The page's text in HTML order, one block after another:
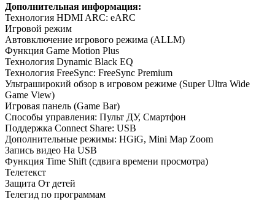
Дополнительная информация:
Технология HDMI ARC: eARC
Игровой режим
Автовключение игрового режима (ALLM)
Функция Game Motion Plus
Технология Dynamic Black EQ
Технология FreeSync: FreeSync Premium
Ультраширокий обзор в игровом режиме (Super Ultra Wide
Game View)
Игровая панель (Game Bar)
Способы управления: Пульт ДУ, Смартфон
Поддержка Connect Share: USB
Дополнительные режимы: HGiG, Mini Map Zoom
Запись видео На USB
Функция Time Shift (сдвига времени просмотра)
Телетекст
Защита От детей
Телегид по программам